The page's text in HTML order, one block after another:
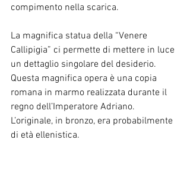
compimento nella scarica.
La magnifica statua della “Venere
Callipigia” ci permette di mettere in luce
un dettaglio singolare del desiderio.
Questa magnifica opera è una copia
romana in marmo realizzata durante il
regno dell’Imperatore Adriano.
L’originale, in bronzo, era probabilmente
di età ellenistica.